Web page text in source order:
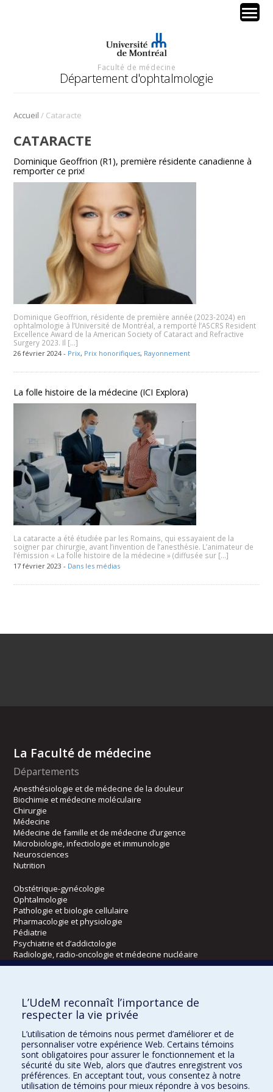
Faculté de médecine
Département d'ophtalmologie
Accueil / Cataracte
CATARACTE
Dominique Geoffrion (R1), première résidente canadienne à
remporter ce prix!
Dominique Geoffrion, résidente de première année (2023-2024) en
ophtalmologie à l’Université de Montréal, a remporté l’ASCRS Resident
Excellence Award de la American Society of Cataract and Refractive
Surgery 2023. Il […]
26 février 2024 - Prix, Prix honorifiques, Rayonnement
La folle histoire de la médecine (ICI Explora)
La cataracte a été étudiée par les Romains, qui essayaient de la
soigner par chirurgie, avant l’invention de l’anesthésie. L’animateur de
l’émission « La folle histoire de la médecine » (diffusée sur […]
17 février 2023 - Dans les médias
La Faculté de médecine
Départements
Anesthésiologie et de médecine de la douleur
Biochimie et médecine moléculaire
Chirurgie
Médecine
Médecine de famille et de médecine d’urgence
Microbiologie, infectiologie et immunologie
Neurosciences
Nutrition
Obstétrique-gynécologie
Ophtalmologie
Pathologie et biologie cellulaire
Pharmacologie et physiologie
Pédiatrie
Psychiatrie et d’addictologie
Radiologie, radio-oncologie et médecine nucléaire
Écoles
Kinésiologie et des sciences de l’activité physique
Orthophonie et audiologie
Réadaptation
Directions
DPC
L’UdeM reconnaît l’importance de
respecter la vie privée
L’utilisation de témoins nous permet d’améliorer et de
personnaliser votre expérience Web. Certains témoins
sont obligatoires pour assurer le fonctionnement et la
sécurité du site Web, alors que d’autres enregistrent vos
préférences. En acceptant tout, vous consentez à notre
utilisation de témoins pour mieux répondre à vos besoins.